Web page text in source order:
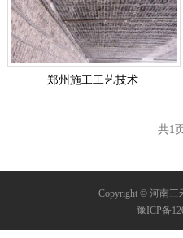
郑州施工工艺技术
共1 页
Copyright © 河南三
豫ICP备